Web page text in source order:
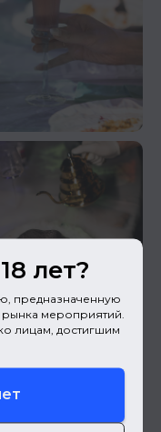
лет?
предназначенную
мероприятий.
лицам, достигшим